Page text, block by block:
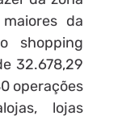
da
shopping
32.678,29
operações
lojas